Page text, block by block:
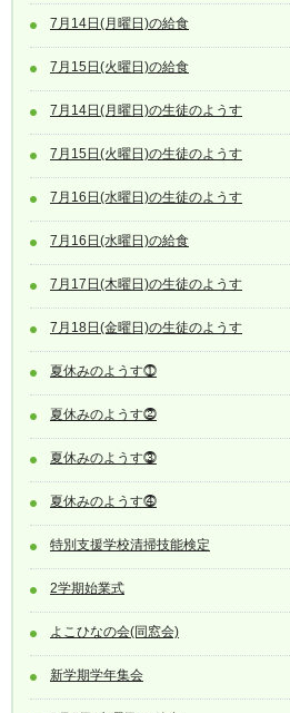
7月14日(月曜日)の給食
7月15日(火曜日)の給食
7月14日(月曜日)の生徒のようす
7月15日(火曜日)の生徒のようす
7月16日(水曜日)の生徒のようす
7月16日(水曜日)の給食
7月17日(木曜日)の生徒のようす
7月18日(金曜日)の生徒のようす
夏休みのようす⓵
夏休みのようす⓶
夏休みのようす⓷
夏休みのようす⓸
特別支援学校清掃技能検定
2学期始業式
よこひなの会(同窓会)
新学期学年集会